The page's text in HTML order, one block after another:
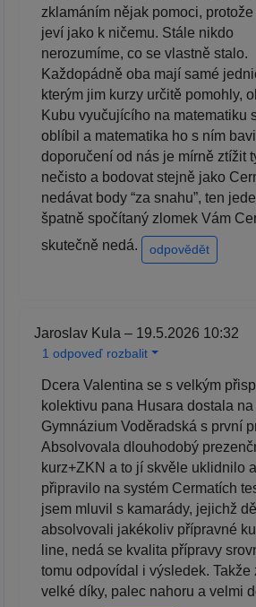
zklamáním nějak pomoci,
jeví jako k ničemu. Stále nikdo
nerozumíme, co se vlastně stalo.
Každopádně oba mají samé
kterým jim kurzy určitě pomohly,
Kubu vyučujícího na matematiku
oblíbil a matematika ho s ním
doporučení od nás je mírně ztížit
nečisto a bodovat stejně jako
nedávat body “za snahu”, ten
špatně spočítaný zlomek Vám
skutečně nedá.
odpovědět
Jaroslav Kula – 19.5.2026 10:32
1 odpoveď rozbalit
Dcera Valentina se s velkým
kolektivu pana Husara dostala na
Gymnázium Voděradská s první
Absolvovala dlouhodobý
kurz+ZKN a to jí skvěle uklidnilo a
připravilo na systém Cermatích
jsem mluvil s kamarády, jejichž
absolvovali jakékoliv přípravné
line, nedá se kvalita přípravy
tomu odpovídal i výsledek. Takže
velké díky, palec nahoru a velmi